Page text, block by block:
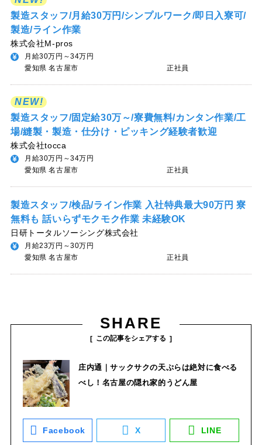
製造スタッフ/月給30万円/シンプルワーク/即日入寮可/
製造/ライン作業
株式会社M-pros
月給30万円～34万円
愛知県 名古屋市
正社員
NEW!
製造スタッフ/固定給30万～/寮費無料/カンタン作業/工
場/縫製・製造・仕分け・ピッキング経験者歓迎
株式会社tocca
月給30万円～34万円
愛知県 名古屋市
正社員
製造スタッフ/検品/ライン作業 入社特典最大90万円 寮
無料も 話いらずモクモク作業 未経験OK
日研トータルソーシング株式会社
月給23万円～30万円
愛知県 名古屋市
正社員
SHARE
この記事をシェアする
庄内通｜サックサクの天ぷらは絶対に食べる
べし！名古屋の隠れ家的うどん屋
Facebook X LINE